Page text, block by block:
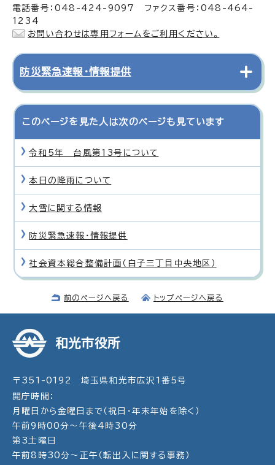
電話番号：048-424-9097 ファクス番号：048-464-
1234
お問い合わせは専用フォームをご利用ください。
防災緊急速報・情報提供
このページを見た人は次のページも見ています
令和5年 台風第13号について
本日の降雨について
大雪に関する情報
防災緊急速報・情報提供
社会資本総合整備計画（白子三丁目中央地区）
前のページへ戻る トップページへ戻る
和光市役所
〒351-0192 埼玉県和光市広沢1番5号
開庁時間：
月曜日から金曜日まで（祝日・年末年始を除く）
午前9時00分～午後4時30分
第3土曜日
午前8時30分～正午（転出入に関する事務）